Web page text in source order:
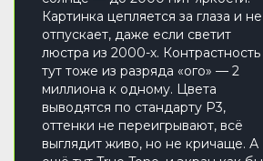
Картинка цепляется за глаза и не
отпускает, даже если светит
люстра из 2000-х. Контрастность
тут тоже из разряда «ого» — 2
миллиона к одному. Цвета
выводятся по стандарту P3,
оттенки не переигрывают, всё
выглядит живо, но не кричаще. А